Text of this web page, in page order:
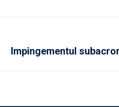
Impingementul